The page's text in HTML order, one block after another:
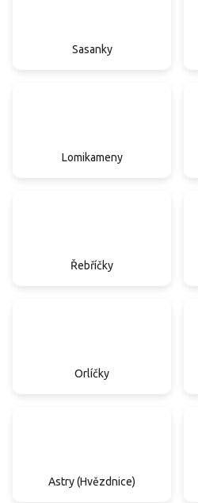
Sasanky
Lomikameny
Řebříčky
Orlíčky
Astry (Hvězdnice)